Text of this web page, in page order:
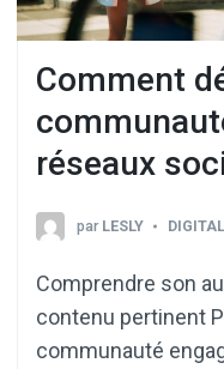
Comment
réseaux
par LESLY DIGITAL
Comprendre son
contenu pertinent
communauté